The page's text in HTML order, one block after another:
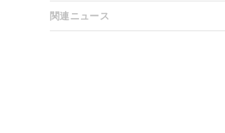
関連ニュース